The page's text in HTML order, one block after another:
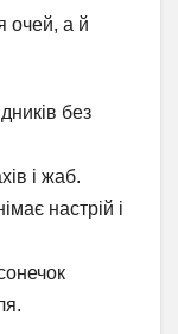
очей, а й
без
і жаб.
настрій і